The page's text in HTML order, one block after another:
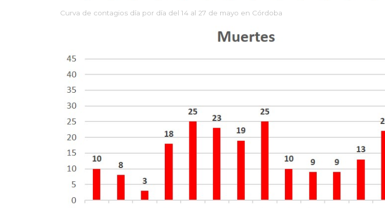
Curva de contagios día por día del 14 al 27 de mayo en Córdoba